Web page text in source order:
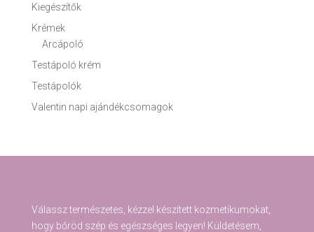
Kiegészítők
Krémek
Arcápoló
Testápoló krém
Testápolók
Valentin napi ajándékcsomagok
Válassz természetes, kézzel készített kozmetikumokat,
hogy bőröd szép és egészséges legyen! Küldetésem,